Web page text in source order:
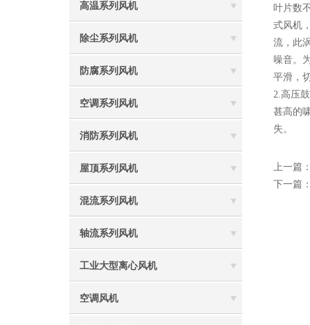
高温系列风机
除尘系列风机
防腐系列风机
空调系列风机
消防系列风机
屋顶系列风机
混流系列风机
轴流系列风机
工业大型离心风机
空调风机
叶片数
式风机
流，此
噪音。
平滑，
2.高压
甚高的
失。
上一篇
下一篇